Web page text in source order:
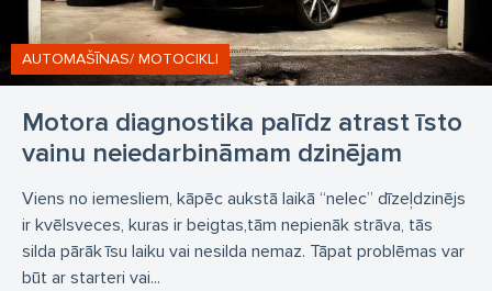
Motora diagnostika palīdz atrast īsto
vainu neiedarbināmam dzinējam
AUTOMAŠĪNAS/ MOTOCIKLI
Viens no iemesliem, kāpēc aukstā laikā “nelec” dīzeļdzinējs
ir kvēlsveces, kuras ir beigtas,tām nepienāk strāva, tās
silda pārāk īsu laiku vai nesilda nemaz. Tāpat problēmas var
būt ar starteri vai...